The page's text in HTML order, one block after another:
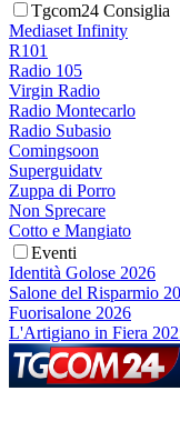
Tgcom24 Consiglia
Mediaset Infinity
R101
Radio 105
Virgin Radio
Radio Montecarlo
Radio Subasio
Comingsoon
Superguidatv
Zuppa di Porro
Non Sprecare
Cotto e Mangiato
Eventi
Identità Golose 2026
Salone del Risparmio
Fuorisalone 2026
L'Artigiano in Fiera